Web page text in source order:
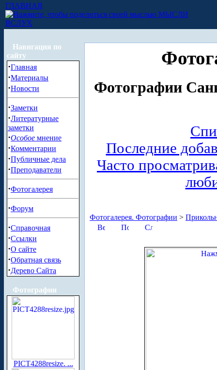
ГЛАВНАЯ
МЫСЛИ
ВСЛУХ
Навигация по
сайту
·Главная
·Материалы
·Новости
·Заметки
·Литературные
заметки
·Особое мнение
·Комментарии
·Публичные дела
·Преподаватели
·Фотогалерея
·Форум
·Справочная
·Ссылки
·О сайте
·Обратная связь
·Дерево Сайта
Фотографии
PICT4288resize. ...
Фотографии
Последние
Часто
Фотогалерея. Фотографии >